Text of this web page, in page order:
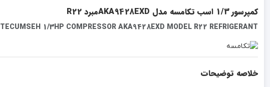
کمپرسور 1/3 اسب تکامسه مدل AKA9428EXDمبرد R22
TECUMSEH 1/3HP COMPRESSOR AKA9428EXD MODEL R22 REFRIGERANT
خلاصه توضیحات